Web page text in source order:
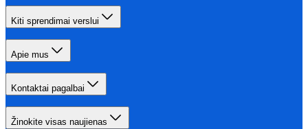
Kiti sprendimai verslui
Apie mus
Kontaktai pagalbai
Žinokite visas naujienas